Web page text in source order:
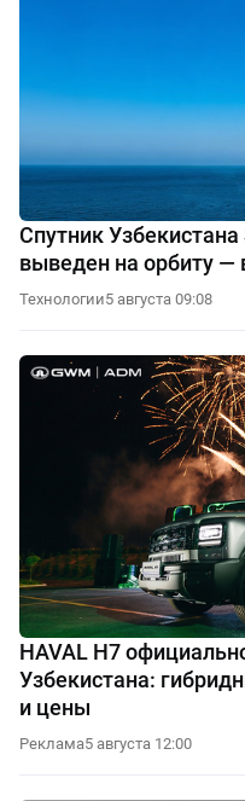
Спутник
выведен на орбиту —
Технологии5 августа 09:08
HAVAL H7
Узбекистана:
и цены
Реклама5 августа 12:00